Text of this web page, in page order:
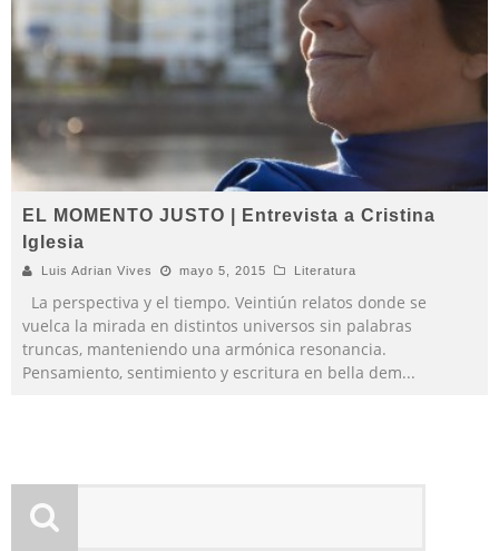
EL MOMENTO JUSTO | Entrevista a Cristina
Iglesia
Luis Adrian Vives mayo 5, 2015 Literatura
La perspectiva y el tiempo. Veintiún relatos donde se
vuelca la mirada en distintos universos sin palabras
truncas, manteniendo una armónica resonancia.
Pensamiento, sentimiento y escritura en bella dem...